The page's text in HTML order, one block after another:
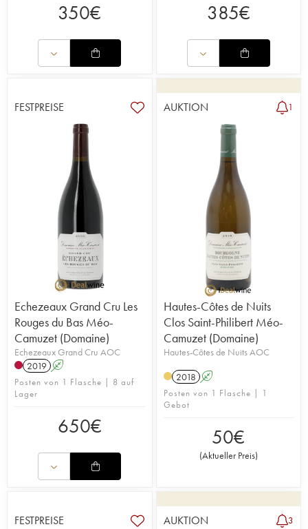
350€ 385€
FESTPREISE
Echezeaux Grand Cru Les
Rouges du Bas Méo-
Camuzet (Domaine)
Echezeaux Grand Cru AOC
2019 A
Posten von 1 Flasche | 8 auf
Lager
650€
AUKTION 1
Hautes-Côtes de Nuits
Clos Saint-Philibert Méo-
Camuzet (Domaine)
Hautes-Côtes de Nuits AOC
2018 A
Posten von 1 Flasche | 1
Gebot
50€
(Aktueller Preis)
FESTPREISE AUKTION 3